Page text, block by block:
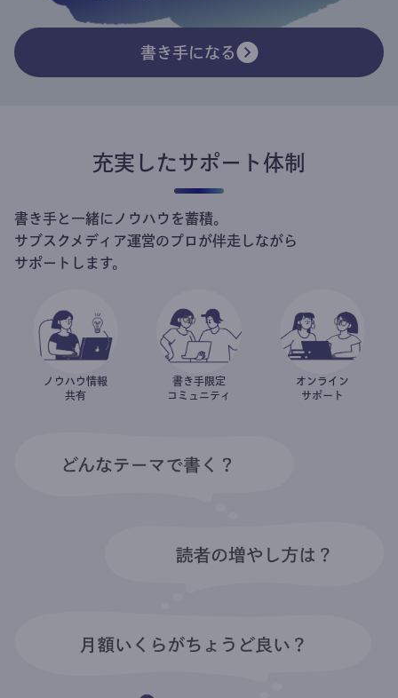
書き手になる
充実したサポート体制
書き手と一緒にノウハウを蓄積。
サブスクメディア運営のプロが伴走しながら
サポートします。
ノウハウ情報
共有
書き手限定
コミュニティ
オンライン
サポート